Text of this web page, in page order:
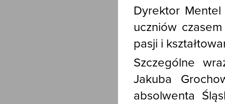
Dyrektor
uczniów
pasji i
Szczególne
Jakuba
absolwenta